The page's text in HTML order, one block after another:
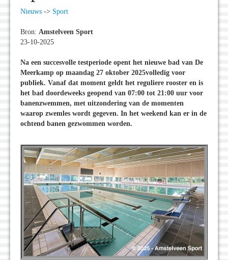
Nieuws -> Sport
Bron: Amstelveen Sport
23-10-2025
Na een succesvolle testperiode opent het nieuwe bad van De
Meerkamp op maandag 27 oktober 2025volledig voor
publiek. Vanaf dat moment geldt het reguliere rooster en is
het bad doordeweeks geopend van 07:00 tot 21:00 uur voor
banenzwemmen, met uitzondering van de momenten
waarop zwemles wordt gegeven. In het weekend kan er in de
ochtend banen gezwommen worden.